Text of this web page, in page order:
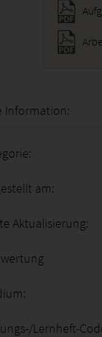
Information:
am:
Aktualisierung:
Lernheft-